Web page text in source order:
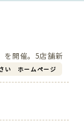
を開催。5店舗新
い ホームページ